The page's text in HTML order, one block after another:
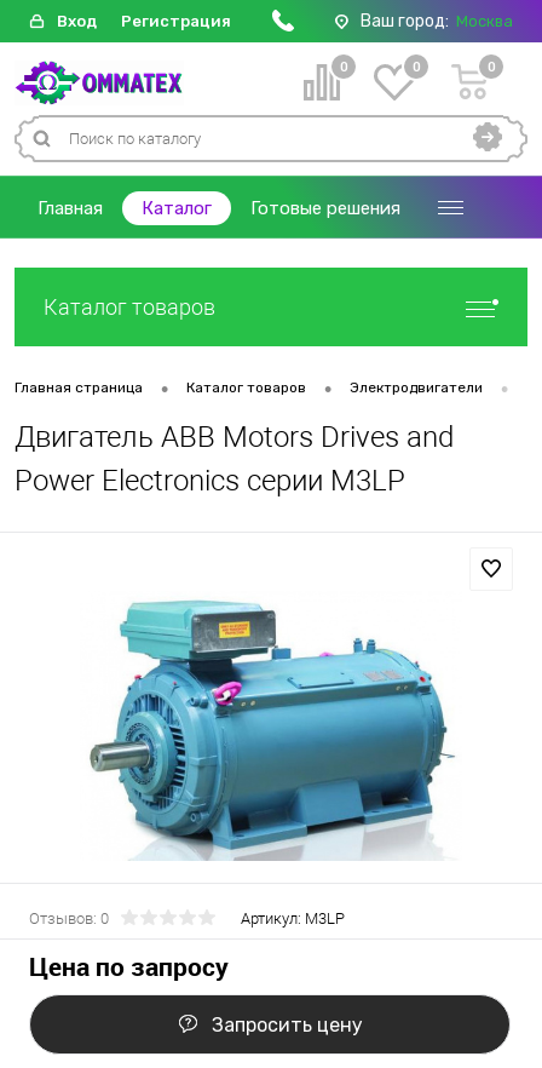
Вход Регистрация Ваш город: Москва
0 0 0
Главная Каталог Готовые решения
Каталог товаров
Главная страница • Каталог товаров • Электродвигатели •
Двигатель ABB Motors Drives and
Power Electronics серии M3LP
Отзывов: 0 Артикул: M3LP
Цена по запросу
Запросить цену